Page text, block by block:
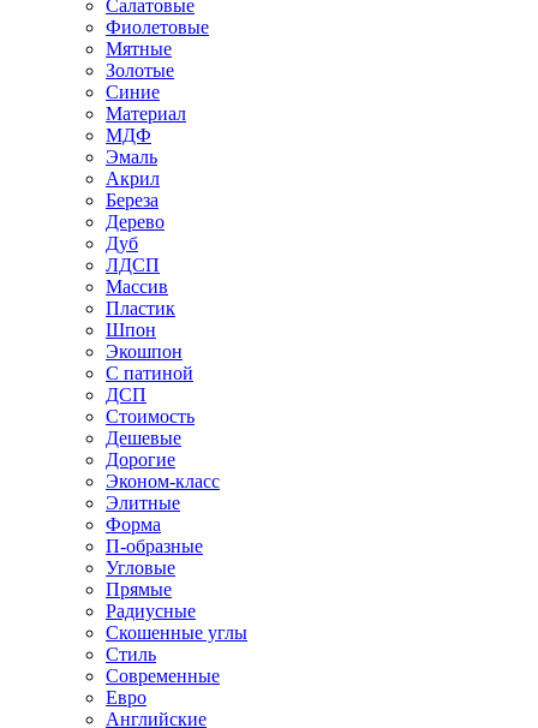
Салатовые
Фиолетовые
Мятные
Золотые
Синие
Материал
МДФ
Эмаль
Акрил
Береза
Дерево
Дуб
ЛДСП
Массив
Пластик
Шпон
Экошпон
С патиной
ДСП
Стоимость
Дешевые
Дорогие
Эконом-класс
Элитные
Форма
П-образные
Угловые
Прямые
Радиусные
Скошенные углы
Стиль
Современные
Евро
Английские